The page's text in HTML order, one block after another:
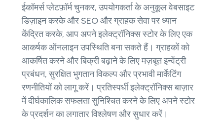
ईकॉमर्स प्लेटफ़ॉर्म चुनकर, उपयोगकर्ता के अनुकूल वेबसाइट
डिज़ाइन करके और SEO और ग्राहक सेवा पर ध्यान
केंद्रित करके, आप अपने इलेक्ट्रॉनिक्स स्टोर के लिए एक
आकर्षक ऑनलाइन उपस्थिति बना सकते हैं। ग्राहकों को
आकर्षित करने और बिक्री बढ़ाने के लिए मज़बूत इन्वेंट्री
प्रबंधन, सुरक्षित भुगतान विकल्प और प्रभावी मार्केटिंग
रणनीतियों को लागू करें। प्रतिस्पर्धी इलेक्ट्रॉनिक्स बाज़ार
में दीर्घकालिक सफलता सुनिश्चित करने के लिए अपने स्टोर
के प्रदर्शन का लगातार विश्लेषण और सुधार करें।